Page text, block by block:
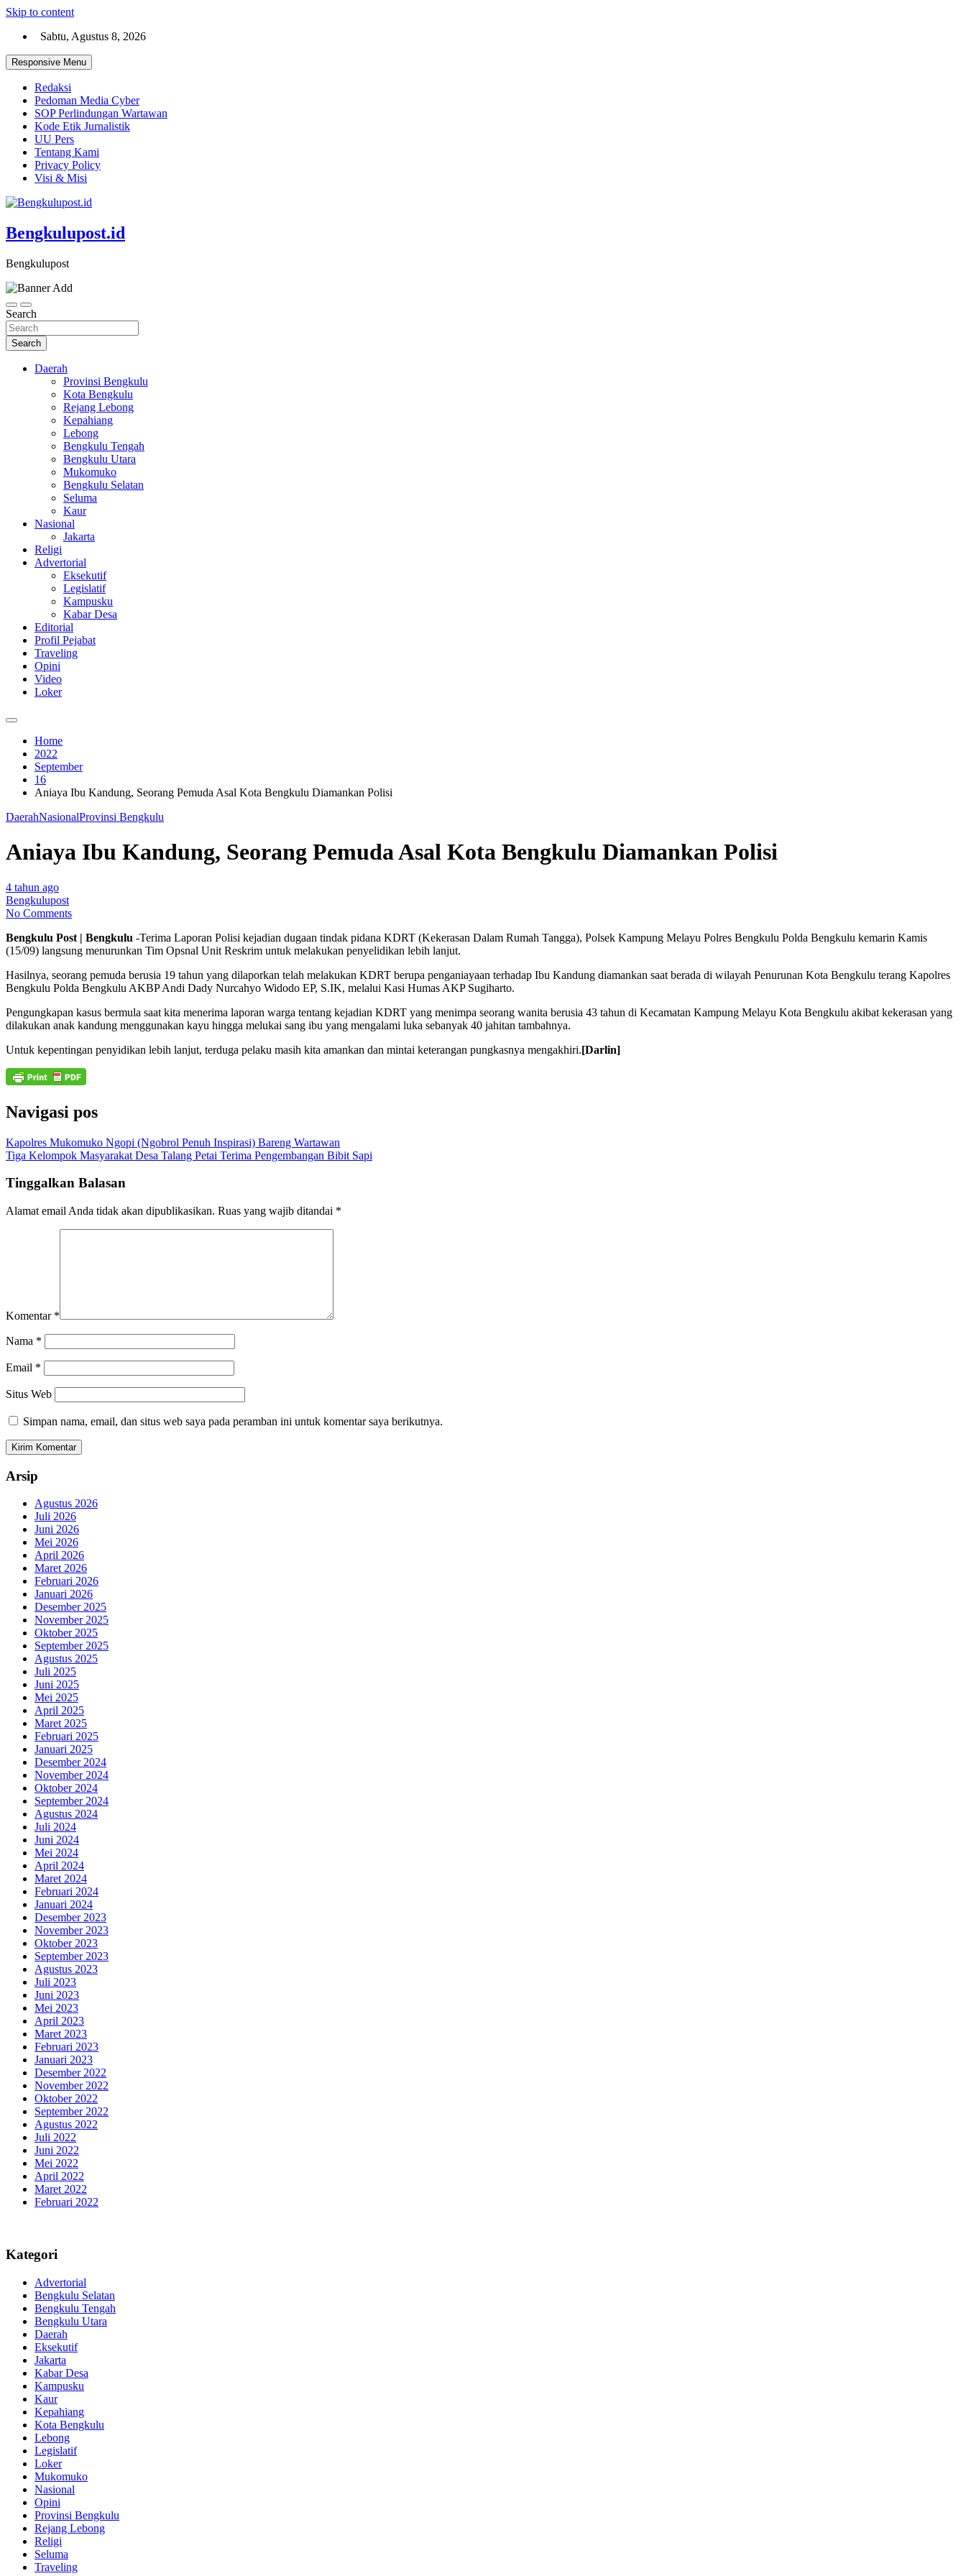
Skip to content
Sabtu, Agustus 8, 2026
Responsive Menu
Redaksi
Pedoman Media Cyber
SOP Perlindungan Wartawan
Kode Etik Jurnalistik
UU Pers
Tentang Kami
Privacy Policy
Visi & Misi
Bengkulupost.id
Bengkulupost
Search
Search
Daerah
Provinsi Bengkulu
Kota Bengkulu
Rejang Lebong
Kepahiang
Lebong
Bengkulu Tengah
Bengkulu Utara
Mukomuko
Bengkulu Selatan
Seluma
Kaur
Nasional
Jakarta
Religi
Advertorial
Eksekutif
Legislatif
Kampusku
Kabar Desa
Editorial
Profil Pejabat
Traveling
Opini
Video
Loker
Home
2022
September
16
Aniaya Ibu Kandung, Seorang Pemuda Asal Kota Bengkulu Diamankan Polisi
DaerahNasionalProvinsi Bengkulu
Aniaya Ibu Kandung, Seorang Pemuda Asal Kota Bengkulu Diamankan Polisi
4 tahun ago
Bengkulupost
No Comments
Bengkulu Post | Bengkulu -Terima Laporan Polisi kejadian dugaan tindak pidana KDRT (Kekerasan Dalam Rumah Tangga), Polsek Kampung Melayu Polres Bengkulu Polda Bengkulu kemarin Kamis
(15/09) langsung menurunkan Tim Opsnal Unit Reskrim untuk melakukan penyelidikan lebih lanjut.
Hasilnya, seorang pemuda berusia 19 tahun yang dilaporkan telah melakukan KDRT berupa penganiayaan terhadap Ibu Kandung diamankan saat berada di wilayah Penurunan Kota Bengkulu terang Kapolres
Bengkulu Polda Bengkulu AKBP Andi Dady Nurcahyo Widodo EP, S.IK, melalui Kasi Humas AKP Sugiharto.
Pengungkapan kasus bermula saat kita menerima laporan warga tentang kejadian KDRT yang menimpa seorang wanita berusia 43 tahun di Kecamatan Kampung Melayu Kota Bengkulu akibat kekerasan yang
dilakukan anak kandung menggunakan kayu hingga melukai sang ibu yang mengalami luka sebanyak 40 jahitan tambahnya.
Untuk kepentingan penyidikan lebih lanjut, terduga pelaku masih kita amankan dan mintai keterangan pungkasnya mengakhiri.[Darlin]
Navigasi pos
Kapolres Mukomuko Ngopi (Ngobrol Penuh Inspirasi) Bareng Wartawan
Tiga Kelompok Masyarakat Desa Talang Petai Terima Pengembangan Bibit Sapi
Tinggalkan Balasan
Alamat email Anda tidak akan dipublikasikan. Ruas yang wajib ditandai *
Komentar *
Nama *
Email *
Situs Web
Simpan nama, email, dan situs web saya pada peramban ini untuk komentar saya berikutnya.
Arsip
Agustus 2026
Juli 2026
Juni 2026
Mei 2026
April 2026
Maret 2026
Februari 2026
Januari 2026
Desember 2025
November 2025
Oktober 2025
September 2025
Agustus 2025
Juli 2025
Juni 2025
Mei 2025
April 2025
Maret 2025
Februari 2025
Januari 2025
Desember 2024
November 2024
Oktober 2024
September 2024
Agustus 2024
Juli 2024
Juni 2024
Mei 2024
April 2024
Maret 2024
Februari 2024
Januari 2024
Desember 2023
November 2023
Oktober 2023
September 2023
Agustus 2023
Juli 2023
Juni 2023
Mei 2023
April 2023
Maret 2023
Februari 2023
Januari 2023
Desember 2022
November 2022
Oktober 2022
September 2022
Agustus 2022
Juli 2022
Juni 2022
Mei 2022
April 2022
Maret 2022
Februari 2022
Kategori
Advertorial
Bengkulu Selatan
Bengkulu Tengah
Bengkulu Utara
Daerah
Eksekutif
Jakarta
Kabar Desa
Kampusku
Kaur
Kepahiang
Kota Bengkulu
Lebong
Legislatif
Loker
Mukomuko
Nasional
Opini
Provinsi Bengkulu
Rejang Lebong
Religi
Seluma
Traveling